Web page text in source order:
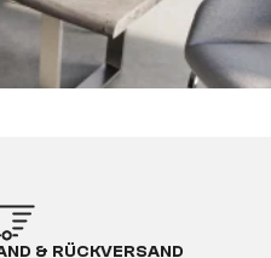
& RÜCKVERSAND